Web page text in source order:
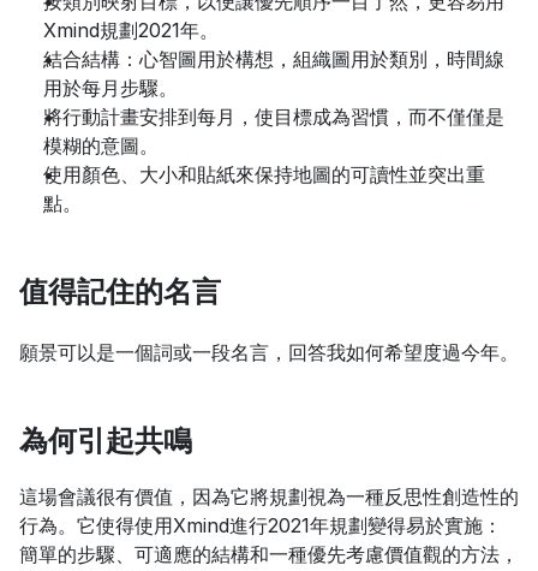
Xmind規劃2021年。
結合結構：心智圖用於構想，組織圖用於類別，時間線
用於每月步驟。
將行動計畫安排到每月，使目標成為習慣，而不僅僅是
模糊的意圖。
使用顏色、大小和貼紙來保持地圖的可讀性並突出重
點。
值得記住的名言
願景可以是一個詞或一段名言，回答我如何希望度過今年。
為何引起共鳴
這場會議很有價值，因為它將規劃視為一種反思性創造性的
行為。它使得使用Xmind進行2021年規劃變得易於實施：
簡單的步驟、可適應的結構和一種優先考慮價值觀的方法，